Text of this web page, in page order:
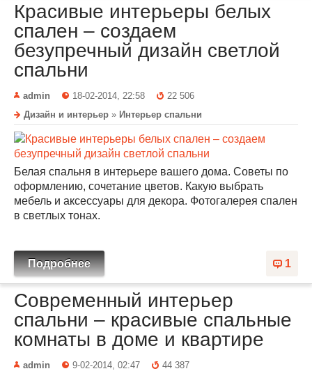
Красивые интерьеры белых
спален – создаем
безупречный дизайн светлой
спальни
admin 18-02-2014, 22:58
22 506
Дизайн и интерьер » Интерьер спальни
Белая спальня в интерьере вашего дома. Советы по
оформлению, сочетание цветов. Какую выбрать
мебель и аксессуары для декора. Фотогалерея спален
в светлых тонах.
1
Подробнее
Современный интерьер
спальни – красивые спальные
комнаты в доме и квартире
admin 9-02-2014, 02:47
44 387